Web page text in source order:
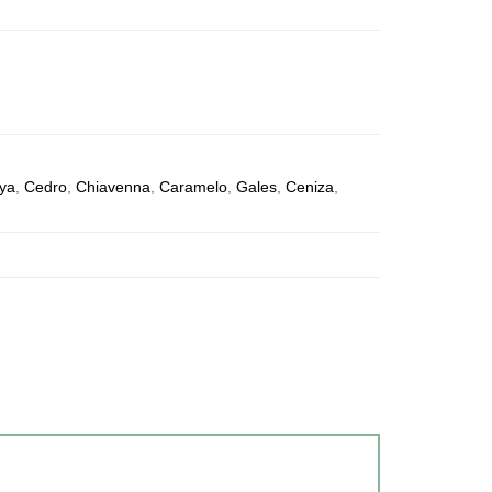
,Cedro,Chiavenna,Caramelo,Gales,Ceniza,